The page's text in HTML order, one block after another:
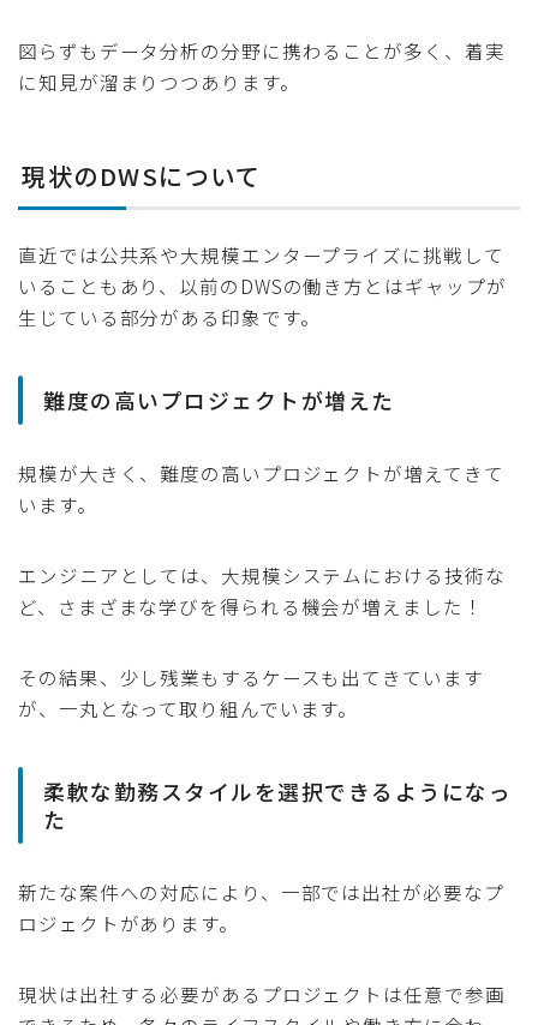
図らずもデータ分析の分野に携わることが多く、着実
に知見が溜まりつつあります。
現状のDWSについて
直近では公共系や大規模エンタープライズに挑戦して
いることもあり、以前のDWSの働き方とはギャップが
生じている部分がある印象です。
難度の高いプロジェクトが増えた
規模が大きく、難度の高いプロジェクトが増えてきて
います。
エンジニアとしては、大規模システムにおける技術な
ど、さまざまな学びを得られる機会が増えました！
その結果、少し残業もするケースも出てきています
が、一丸となって取り組んでいます。
柔軟な勤務スタイルを選択できるようになっ
た
新たな案件への対応により、一部では出社が必要なプ
ロジェクトがあります。
現状は出社する必要があるプロジェクトは任意で参画